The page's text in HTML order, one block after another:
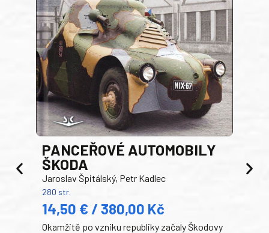
PANCEŘOVÉ AUTOMOBILY
ŠKODA
Jaroslav Špitálský, Petr Kadlec
280 str.
14,50 € / 380,00 Kč
Okamžitě po vzniku republiky začaly Škodovy